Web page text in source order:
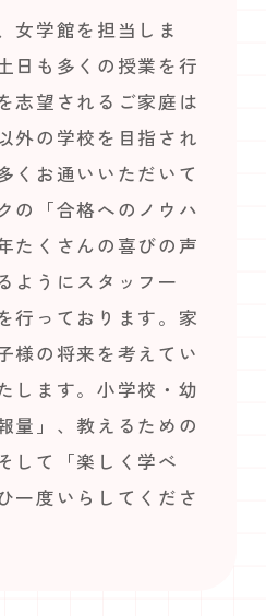
女学館を担当しま
日も多くの授業を行
志望されるご家庭は
外の学校を目指され
くお通いいただいて
の「合格へのノウハ
たくさんの喜びの声
ようにスタッフ一
行っております。家
様の将来を考えてい
します。小学校・幼
量」、教えるための
して「楽しく学べ
一度いらしてくださ